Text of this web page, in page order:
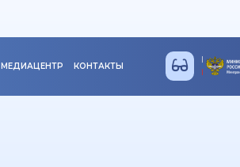
МЕДИАЦЕНТР КОНТАКТЫ